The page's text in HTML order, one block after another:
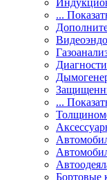
...
...
Бортовые